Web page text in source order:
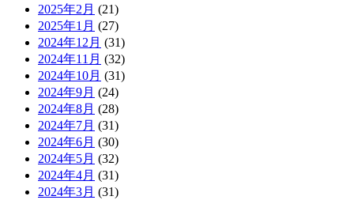
2025年2月 (21)
2025年1月 (27)
2024年12月 (31)
2024年11月 (32)
2024年10月 (31)
2024年9月 (24)
2024年8月 (28)
2024年7月 (31)
2024年6月 (30)
2024年5月 (32)
2024年4月 (31)
2024年3月 (31)